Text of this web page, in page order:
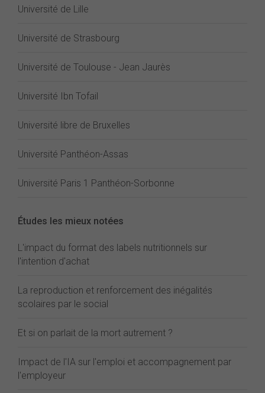
Université de Lille
Université de Strasbourg
Université de Toulouse - Jean Jaurès
Université Ibn Tofail
Université libre de Bruxelles
Université Panthéon-Assas
Université Paris 1 Panthéon-Sorbonne
Études les mieux notées
L'impact du format des labels nutritionnels sur
l'intention d'achat
La reproduction et renforcement des inégalités
scolaires par le social
Et si on parlait de la mort autrement ?
Impact de l'IA sur l'emploi et accompagnement par
l'employeur